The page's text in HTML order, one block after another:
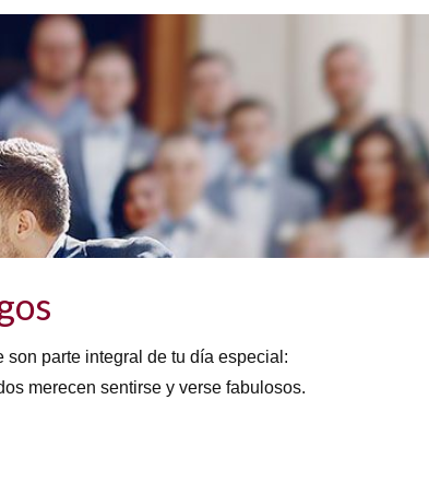
parte integral de tu día especial:
merecen sentirse y verse fabulosos.